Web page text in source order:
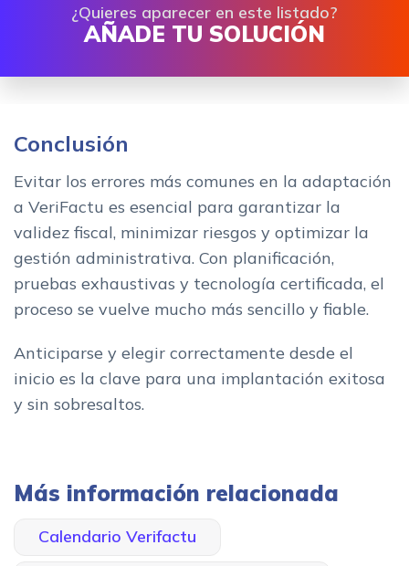
¿Quieres aparecer en este listado?
AÑADE TU SOLUCIÓN
Conclusión
Evitar los errores más comunes en la adaptación
a VeriFactu es esencial para garantizar la
validez fiscal, minimizar riesgos y optimizar la
gestión administrativa. Con planificación,
pruebas exhaustivas y tecnología certificada, el
proceso se vuelve mucho más sencillo y fiable.
Anticiparse y elegir correctamente desde el
inicio es la clave para una implantación exitosa
y sin sobresaltos.
Más información relacionada
Calendario Verifactu